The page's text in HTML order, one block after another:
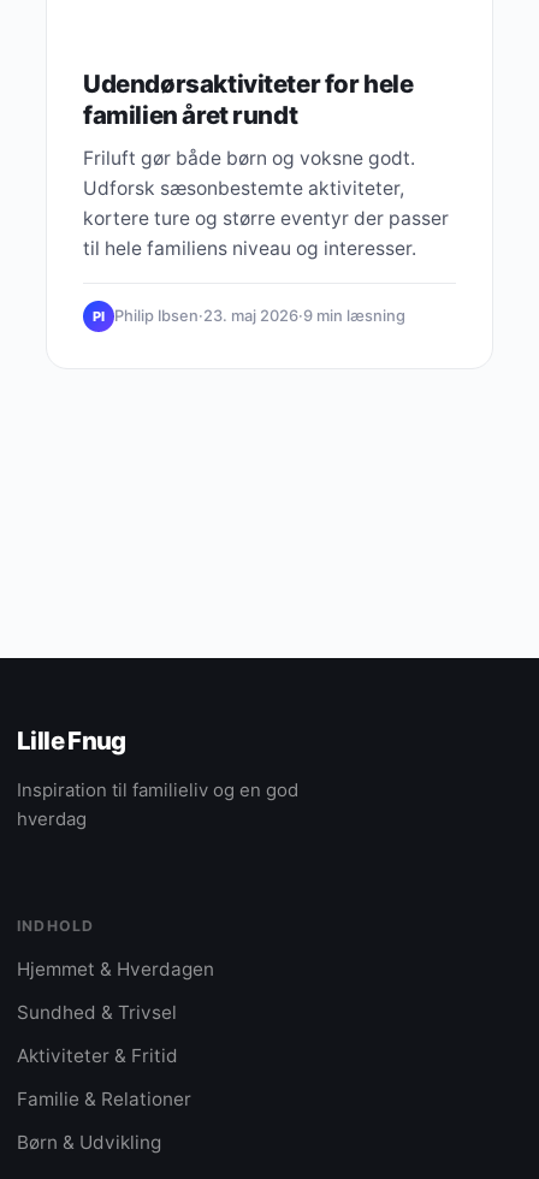
Udendørsaktiviteter for hele
familien året rundt
Friluft gør både børn og voksne godt.
Udforsk sæsonbestemte aktiviteter,
kortere ture og større eventyr der passer
til hele familiens niveau og interesser.
PI Philip Ibsen·23. maj 2026·9 min læsning
Lille Fnug
Inspiration til familieliv og en god
hverdag
INDHOLD
Hjemmet & Hverdagen
Sundhed & Trivsel
Aktiviteter & Fritid
Familie & Relationer
Børn & Udvikling